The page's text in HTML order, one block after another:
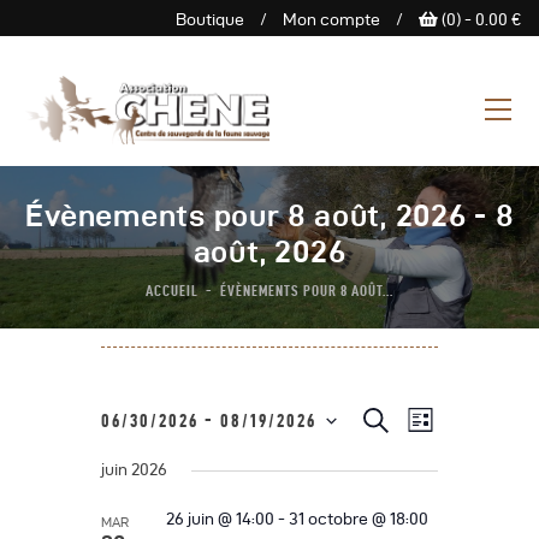
Boutique / Mon compte / (0) - 0.00 €
Évènements pour 8 août, 2026 - 8
août, 2026
ACCUEIL ÉVÈNEMENTS POUR 8 AOÛT...
ASSOCIATION CHENE
Centre de Sauvegarde de la
faune sauvage
L’Association
Centre De Sauvegarde
Espace Découverte
Nous Soutenir
R
e
c
R
h
r
N
i
L
s
06/30/2026 - 08/19/2026
éjuin 2026
MAR 26 juin @ 14:00 - 31 octobre @ 18:00